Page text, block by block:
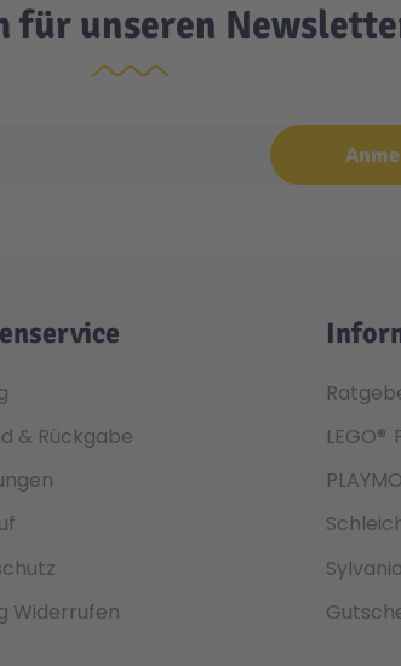
für unseren
& Rückgabe
Widerrufen
LEGO®